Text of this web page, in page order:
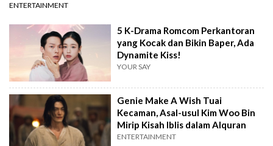
ENTERTAINMENT
5 K-Drama Romcom Perkantoran
yang Kocak dan Bikin Baper, Ada
Dynamite Kiss!
YOUR SAY
Genie Make A Wish Tuai
Kecaman, Asal-usul Kim Woo Bin
Mirip Kisah Iblis dalam Alquran
ENTERTAINMENT